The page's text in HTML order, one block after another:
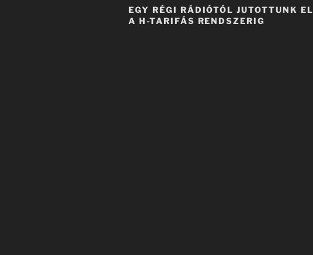
EGY RÉGI RÁDIÓTÓL JUTOTTUNK EL
A H-TARIFÁS RENDSZERIG